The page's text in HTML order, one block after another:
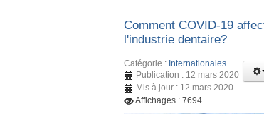
Comment COVID-19
l'industrie dentaire?
Catégorie : Internationales
Publication : 12 mars 2020
Mis à jour : 12 mars 2020
Affichages : 7694